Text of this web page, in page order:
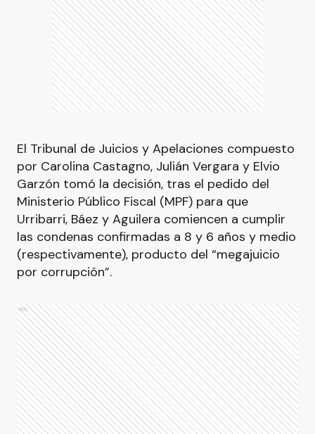
El Tribunal de Juicios y Apelaciones compuesto
por Carolina Castagno, Julián Vergara y Elvio
Garzón tomó la decisión, tras el pedido del
Ministerio Público Fiscal (MPF) para que
Urribarri, Báez y Aguilera comiencen a cumplir
las condenas confirmadas a 8 y 6 años y medio
(respectivamente), producto del “megajuicio
por corrupción”.
Ads